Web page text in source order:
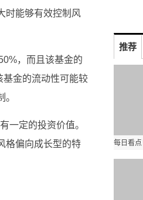
时能够有效控制风
，而且该基金的
金的流动性可能较
一定的投资价值。
格偏向成长型的特
推荐